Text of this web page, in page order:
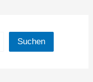
Suchen